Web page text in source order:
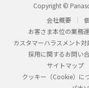
Copyright ©
会社概要
お客さま本位の業務
カスタマーハラスメント対
採用に関するお問い
サイトマップ
クッキー（Cookie）に